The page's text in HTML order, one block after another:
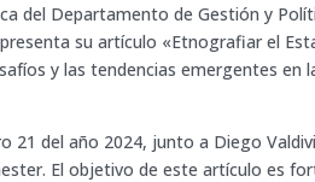
del Departamento de Gestión y
su artículo «Etnografiar el
y las tendencias emergentes en
21 del año 2024, junto a Diego
El objetivo de este artículo es